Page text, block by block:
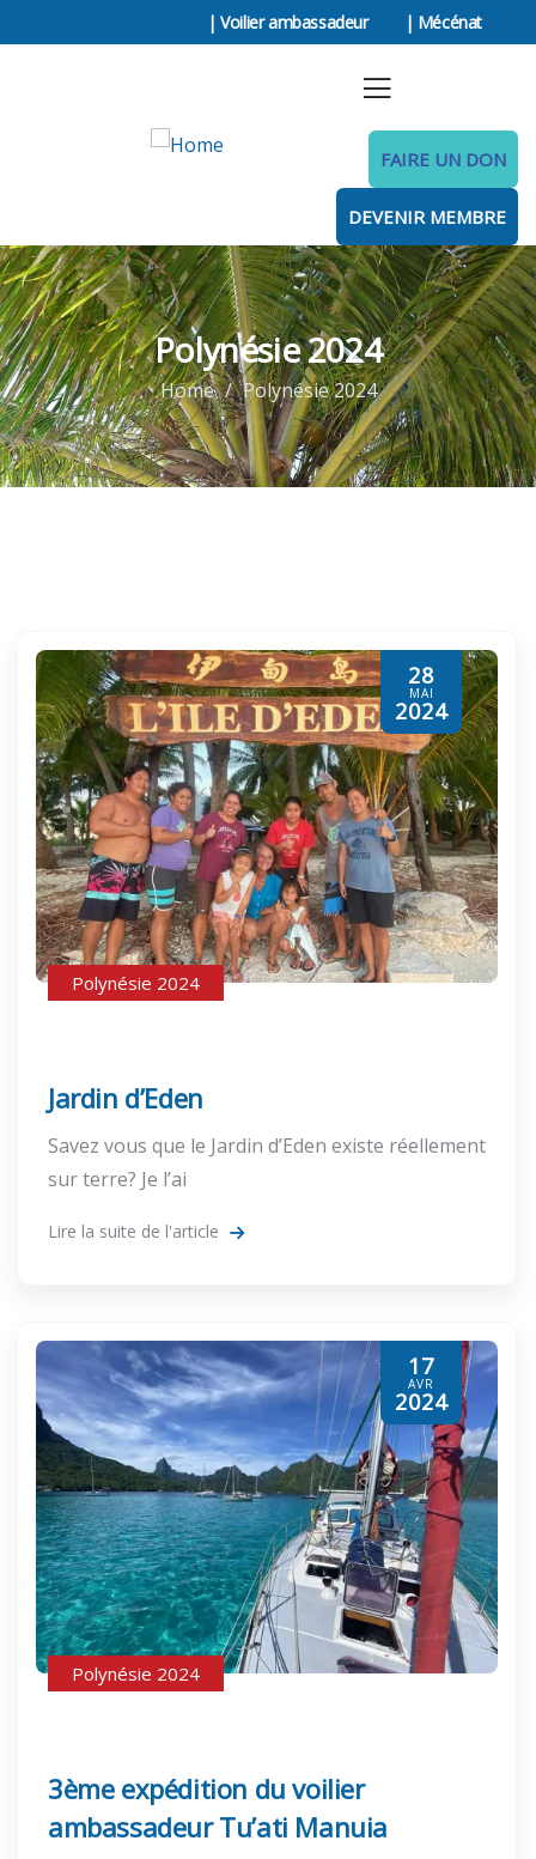
| Voilier ambassadeur | Mécénat
FAIRE UN DON
DEVENIR MEMBRE
Polynésie 2024
Home Polynésie 2024
28
MAI
2024
Polynésie 2024
Jardin d’Eden
Savez vous que le Jardin d’Eden existe réellement
sur terre? Je l’ai
Lire la suite de l'article
17
AVR
2024
Polynésie 2024
3ème expédition du voilier
ambassadeur Tu’ati Manuia